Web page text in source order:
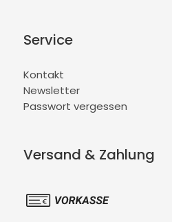
Service
Kontakt
Newsletter
Passwort vergessen
Versand & Zahlung